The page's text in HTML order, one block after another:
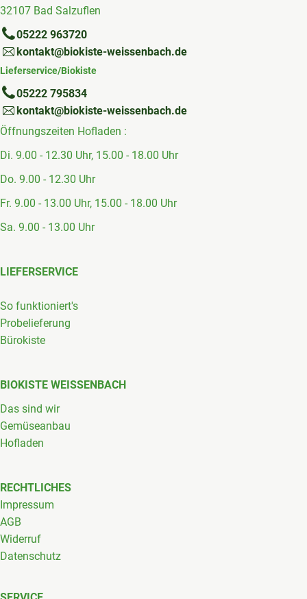
32107 Bad Salzuflen
05222 963720
kontakt@biokiste-weissenbach.de
Lieferservice/Biokiste
05222 795834
kontakt@biokiste-weissenbach.de
Öffnungszeiten Hofladen :
Di. 9.00 - 12.30 Uhr, 15.00 - 18.00 Uhr
Do. 9.00 - 12.30 Uhr
Fr. 9.00 - 13.00 Uhr, 15.00 - 18.00 Uhr
Sa. 9.00 - 13.00 Uhr
LIEFERSERVICE
So funktioniert's
Probelieferung
Bürokiste
BIOKISTE WEISSENBACH
Das sind wir
Gemüseanbau
Hofladen
RECHTLICHES
Impressum
AGB
Widerruf
Datenschutz